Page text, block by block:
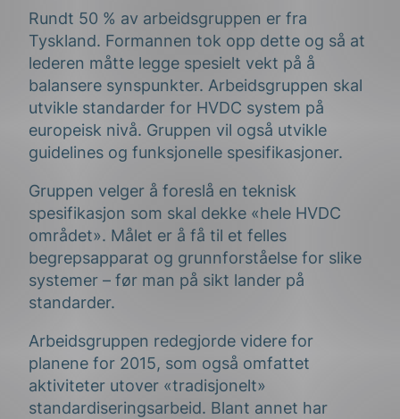
Rundt 50 % av arbeidsgruppen er fra
Tyskland. Formannen tok opp dette og så at
lederen måtte legge spesielt vekt på å
balansere synspunkter. Arbeidsgruppen skal
utvikle standarder for HVDC system på
europeisk nivå. Gruppen vil også utvikle
guidelines og funksjonelle spesifikasjoner.
Gruppen velger å foreslå en teknisk
spesifikasjon som skal dekke «hele HVDC
området». Målet er å få til et felles
begrepsapparat og grunnforståelse for slike
systemer – før man på sikt lander på
standarder.
Arbeidsgruppen redegjorde videre for
planene for 2015, som også omfattet
aktiviteter utover «tradisjonelt»
standardiseringsarbeid. Blant annet har